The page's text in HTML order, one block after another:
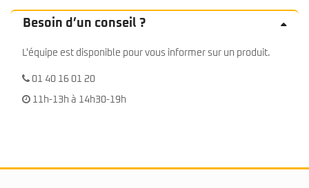
Besoin d’un conseil ?
L'équipe est disponible pour vous informer sur un produit.
01 40 16 01 20
11h-13h à 14h30-19h